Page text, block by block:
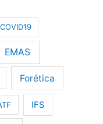
COVID19
EMAS
Forética
IFS